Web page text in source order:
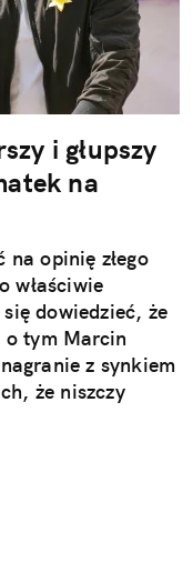
i głupszy
na
na opinię złego
właściwie
dowiedzieć, że
o tym Marcin
z synkiem
że niszczy